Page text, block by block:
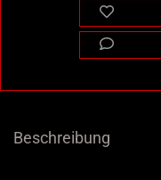
Beschreibung